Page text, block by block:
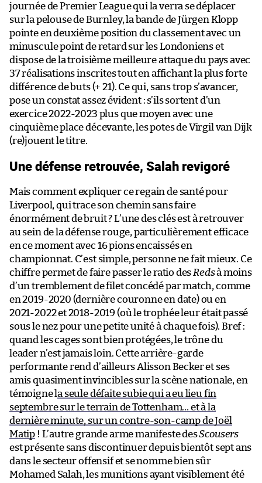
journée de Premier League qui la verra se déplacer
sur la pelouse de Burnley, la bande de Jürgen Klopp
pointe en deuxième position du classement avec un
minuscule point de retard sur les Londoniens et
dispose de la troisième meilleure attaque du pays avec
37 réalisations inscrites tout en affichant la plus forte
différence de buts (+ 21). Ce qui, sans trop s’avancer,
pose un constat assez évident : s’ils sortent d’un
exercice 2022-2023 plus que moyen avec une
cinquième place décevante, les potes de Virgil van Dijk
(re)jouent le titre.
Une défense retrouvée, Salah revigoré
Mais comment expliquer ce regain de santé pour
Liverpool, qui trace son chemin sans faire
énormément de bruit ? L’une des clés est à retrouver
au sein de la défense rouge, particulièrement efficace
en ce moment avec 16 pions encaissés en
championnat. C’est simple, personne ne fait mieux. Ce
chiffre permet de faire passer le ratio des Redsà moins
d’un tremblement de filet concédé par match, comme
en 2019-2020 (dernière couronne en date) ou en
2021-2022 et 2018-2019 (où le trophée leur était passé
sous le nez pour une petite unité à chaque fois). Bref :
quand les cages sont bien protégées, le trône du
leader n’est jamais loin. Cette arrière-garde
performante rend d’ailleurs Alisson Becker et ses
amis quasiment invincibles sur la scène nationale, en
témoigne la seule défaite subie qui a eu lieu fin
septembre sur le terrain de Tottenham… et à la
dernière minute, sur un contre-son-camp de Joël
Matip ! L’autre grande arme manifeste desScousers
est présente sans discontinuer depuis bientôt sept ans
dans le secteur offensif et se nomme bien sûr
Mohamed Salah, les munitions ayant visiblement été